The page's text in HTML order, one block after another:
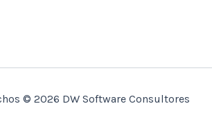
© 2026 DW Software Consultores